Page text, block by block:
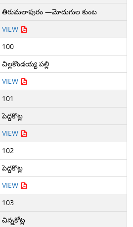
తిరుమలాపురం —మోదుగుల కుంట
VIEW
100
చిల్లకొండయ్య పల్లి
VIEW
101
పెద్దకొట్ల
VIEW
102
పెద్దకొట్ల
VIEW
103
చిన్నకోట్ల